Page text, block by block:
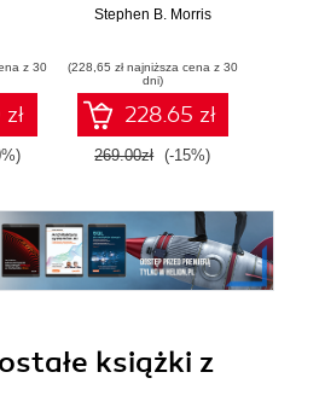
z 30
Stephen B. Morris
(228,65 zł najniższa cena z 30
dni)
228.65 zł
269.00zł (-15%)
książki z